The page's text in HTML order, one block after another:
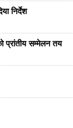
निर्देश
प्रांतीय सम्मेलन तय